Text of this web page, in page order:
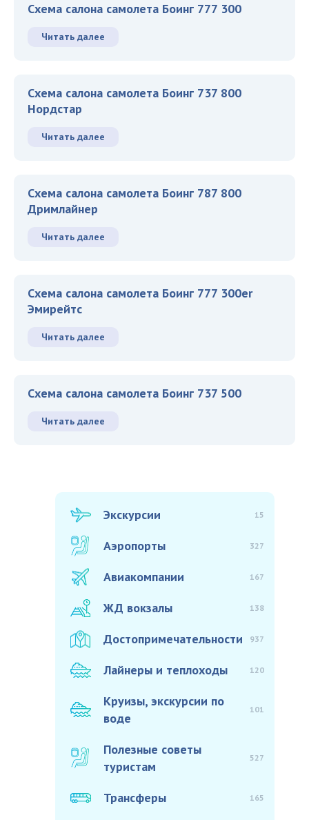
Схема салона самолета Боинг 777 300
Читать далее
Схема салона самолета Боинг 737 800
Нордстар
Читать далее
Схема салона самолета Боинг 787 800
Дримлайнер
Читать далее
Схема салона самолета Боинг 777 300er
Эмирейтс
Читать далее
Схема салона самолета Боинг 737 500
Читать далее
Экскурсии 15
Аэропорты 327
Авиакомпании 167
ЖД вокзалы 138
Достопримечательности 937
Лайнеры и теплоходы 120
Круизы, экскурсии по
воде
101
Полезные советы
туристам
527
Трансферы 165